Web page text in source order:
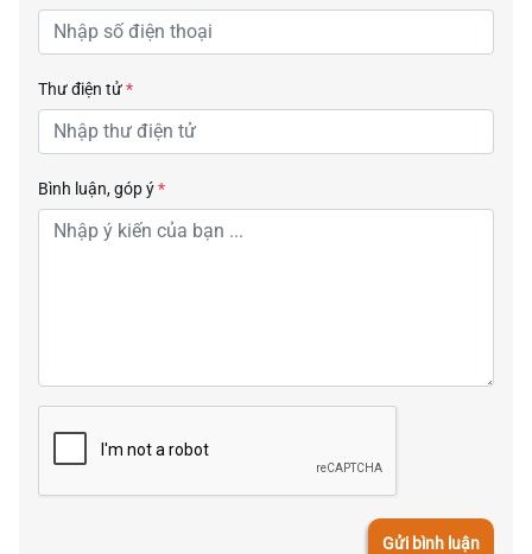
Thư điện tử*
Bình luận, góp ý*
Gửi bình luận